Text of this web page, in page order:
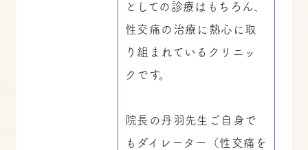
としての診療はもちろん、
性交痛の治療に熱心に取
り組まれているクリニッ
クです。
院長の丹羽先生ご自身で
もダイレーター（性交痛を